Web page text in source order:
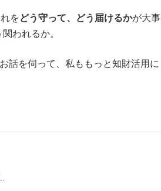
をどう守って、どう届けるかが大事
われるか。
話を伺って、私ももっと知財活用に